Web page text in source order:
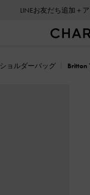
LINEお友だち追加＋
ショルダーバッグ Britton